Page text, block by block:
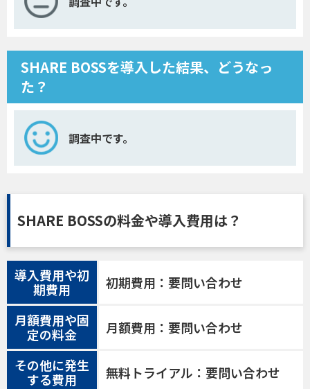
SHARE BOSSを導入した結果、どうなっ
た？
調査中です。
SHARE BOSSの料金や導入費用は？
導入費用や初
期費用
初期費用：要問い合わせ
月額費用や固
定の料金
月額費用：要問い合わせ
その他に発生
する費用
無料トライアル：要問い合わせ